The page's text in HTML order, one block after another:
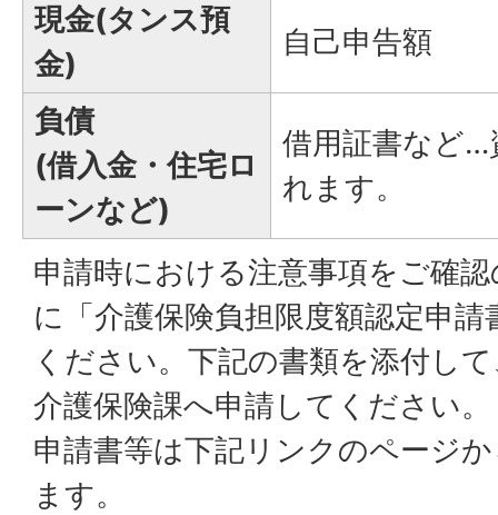
現金(タンス預
金)
自己申告額
負債
(借入金・住宅ロ
ーンなど)
借用証書など…
れます。
申請時における注意事項をご確
に「介護保険負担限度額認定申
ください。下記の書類を添付し
介護保険課へ申請してください。
申請書等は下記リンクのページ
ます。